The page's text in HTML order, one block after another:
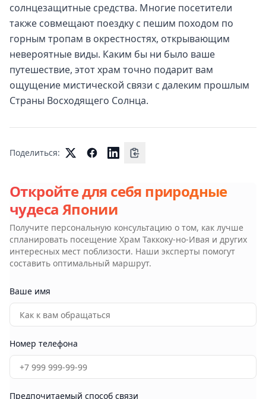
солнцезащитные средства. Многие посетители
также совмещают поездку с пешим походом по
горным тропам в окрестностях, открывающим
невероятные виды. Каким бы ни было ваше
путешествие, этот храм точно подарит вам
ощущение мистической связи с далеким прошлым
Страны Восходящего Солнца.
Поделиться:
Откройте для себя природные
чудеса Японии
Получите персональную консультацию о том, как лучше
спланировать посещение Храм Таккоку-но-Ивая и других
интересных мест поблизости. Наши эксперты помогут
составить оптимальный маршрут.
Ваше имя
Номер телефона
Предпочитаемый способ связи